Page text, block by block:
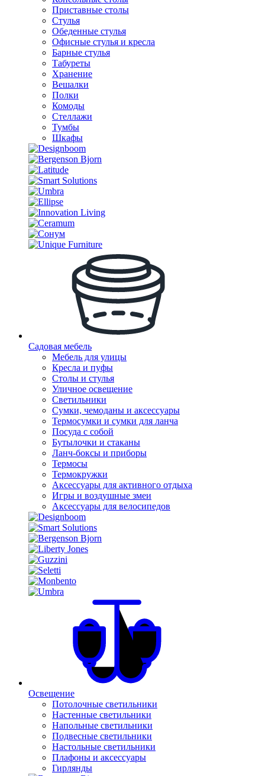
Приставные столы
Стулья
Обеденные стулья
Офисные стулья и кресла
Барные стулья
Табуреты
Хранение
Вешалки
Полки
Комоды
Стеллажи
Тумбы
Шкафы
Садовая мебель
Мебель для улицы
Кресла и пуфы
Столы и стулья
Уличное освещение
Светильники
Сумки, чемоданы и аксессуары
Термосумки и сумки для ланча
Посуда с собой
Бутылочки и стаканы
Ланч-боксы и приборы
Термосы
Термокружки
Аксессуары для активного отдыха
Игры и воздушные змеи
Аксессуары для велосипедов
Освещение
Потолочные светильники
Настенные светильники
Напольные светильники
Подвесные светильники
Настольные светильники
Плафоны и аксессуары
Гирлянды